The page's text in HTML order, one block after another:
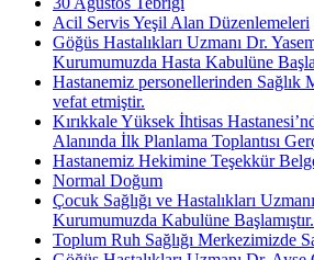
Acil Servis Yeşil Alan Düzenlemeleri
Göğüs Hastalıkları Uzmanı Dr.
Kurumumuzda Hasta Kabulüne
Hastanemiz personellerinden Sağlık
vefat etmiştir.
Kırıkkale Yüksek İhtisas
Alanında İlk Planlama Toplantısı
Hastanemiz Hekimine Teşekkür
Normal Doğum
Çocuk Sağlığı ve Hastalıkları
Kurumumuzda Kabulüne Başlamıştır.
Toplum Ruh Sağlığı Merkezimizde